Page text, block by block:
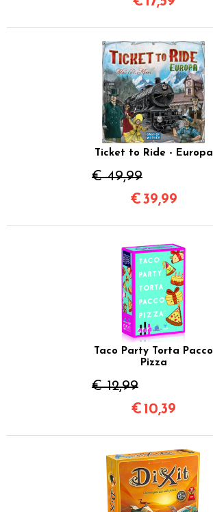
Ticket to Ride - Europa
€ 49,99
€39,99
Taco Party Torta Pacco
Pizza
€ 12,99
€ 10,39